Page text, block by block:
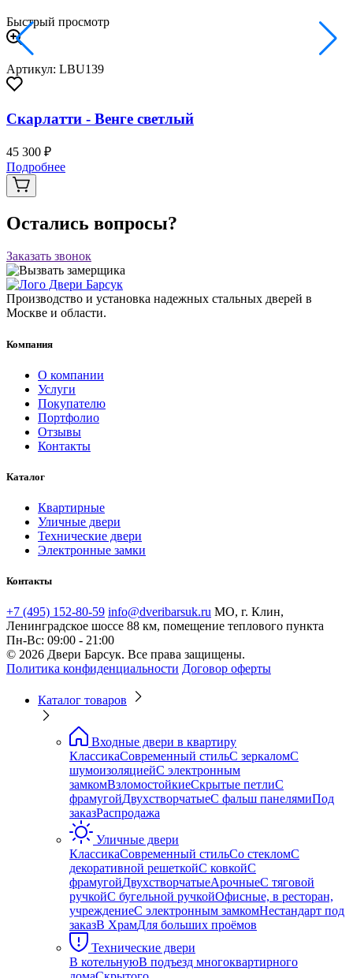
Быстрый просмотр
Артикул: LBU139
Скарлатти - Венге светлый
45 300 ₽
Подробнее
Остались вопросы?
Заказать звонок
Производство и установка надежных стальных дверей в
Москве и области.
Компания
О компании
Услуги
Покупателю
Портфолио
Отзывы
Контакты
Каталог
Квартирные
Уличные двери
Технические двери
Электронные замки
Контакты
+7 (495) 152-80-59 info@dveribarsuk.ru МО, г. Клин,
Ленинградское шоссе 88 км, помещение теплового пункта
Пн-Вс: 09:00 - 21:00
© 2026 Двери Барсук. Все права защищены.
Политика конфиденциальности Договор оферты
Каталог товаров
Входные двери в квартиру
КлассикаСовременный стильС зеркаломС
шумоизоляциейС электронным
замкомВзломостойкиеСкрытые петлиС
фрамугойДвухстворчатыеС фальш панелямиПод
заказРаспродажа
Уличные двери
КлассикаСовременный стильСо стекломС
декоративной решеткойС ковкойС
фрамугойДвухстворчатыеАрочныеС тяговой
ручкойС бугельной ручкойОфисные, в ресторан,
учреждениеС электронным замкомНестандарт под
заказВ ХрамДля больших проёмов
Технические двери
В котельнуюВ подъезд многоквартирного